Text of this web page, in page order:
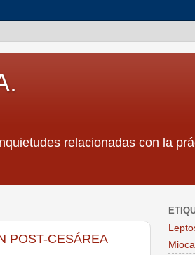
relacionadas con la
POST-CESÁREA